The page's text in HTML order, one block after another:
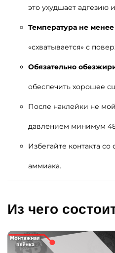
это ухудшает адгезию
Температура не менее
«схватывается» с
Обязательно
обеспечить хорошее
После наклейки не
давлением минимум
Избегайте контакта
аммиака.
Из чего